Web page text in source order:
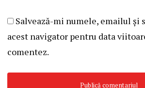
Salvează-mi numele, emailul și
acest navigator pentru data
comentez.